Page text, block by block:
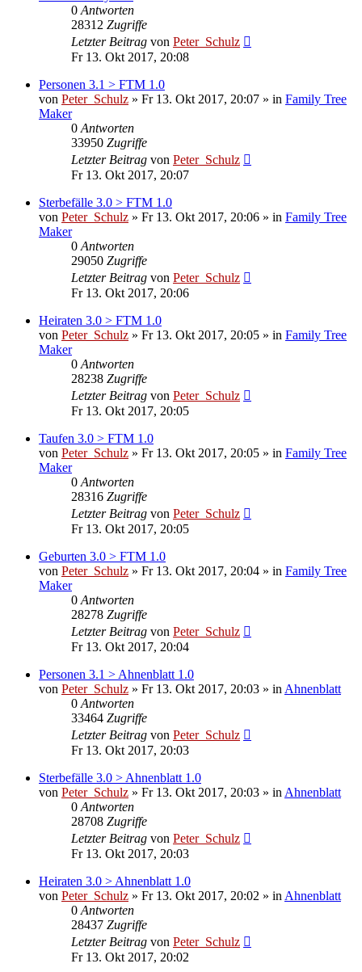
0 Antworten
28312 Zugriffe
Letzter Beitrag von Peter_Schulz
Fr 13. Okt 2017, 20:08
Personen 3.1 > FTM 1.0
von Peter_Schulz » Fr 13. Okt 2017, 20:07 » in Family Tree
Maker
0 Antworten
33950 Zugriffe
Letzter Beitrag von Peter_Schulz
Fr 13. Okt 2017, 20:07
Sterbefälle 3.0 > FTM 1.0
von Peter_Schulz » Fr 13. Okt 2017, 20:06 » in Family Tree
Maker
0 Antworten
29050 Zugriffe
Letzter Beitrag von Peter_Schulz
Fr 13. Okt 2017, 20:06
Heiraten 3.0 > FTM 1.0
von Peter_Schulz » Fr 13. Okt 2017, 20:05 » in Family Tree
Maker
0 Antworten
28238 Zugriffe
Letzter Beitrag von Peter_Schulz
Fr 13. Okt 2017, 20:05
Taufen 3.0 > FTM 1.0
von Peter_Schulz » Fr 13. Okt 2017, 20:05 » in Family Tree
Maker
0 Antworten
28316 Zugriffe
Letzter Beitrag von Peter_Schulz
Fr 13. Okt 2017, 20:05
Geburten 3.0 > FTM 1.0
von Peter_Schulz » Fr 13. Okt 2017, 20:04 » in Family Tree
Maker
0 Antworten
28278 Zugriffe
Letzter Beitrag von Peter_Schulz
Fr 13. Okt 2017, 20:04
Personen 3.1 > Ahnenblatt 1.0
von Peter_Schulz » Fr 13. Okt 2017, 20:03 » in Ahnenblatt
0 Antworten
33464 Zugriffe
Letzter Beitrag von Peter_Schulz
Fr 13. Okt 2017, 20:03
Sterbefälle 3.0 > Ahnenblatt 1.0
von Peter_Schulz » Fr 13. Okt 2017, 20:03 » in Ahnenblatt
0 Antworten
28708 Zugriffe
Letzter Beitrag von Peter_Schulz
Fr 13. Okt 2017, 20:03
Heiraten 3.0 > Ahnenblatt 1.0
von Peter_Schulz » Fr 13. Okt 2017, 20:02 » in Ahnenblatt
0 Antworten
28437 Zugriffe
Letzter Beitrag von Peter_Schulz
Fr 13. Okt 2017, 20:02